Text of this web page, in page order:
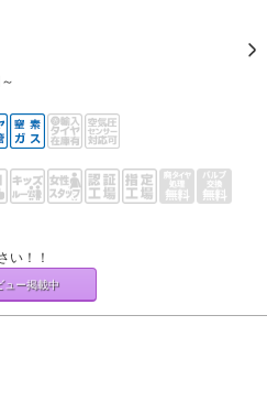
い！！
ュー掲載中